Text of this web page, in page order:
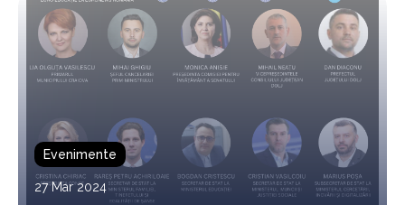
Evenimente
27 Mar 2024